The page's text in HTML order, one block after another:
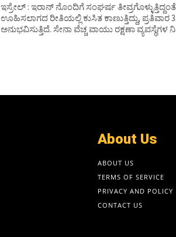
ಇಸ್ರೇಲ್‌ : ಇರಾನ್ ನೊಂದಿಗೆ ಸಂಘರ್ಷ
ಊಹಿಸಲಾಗದ ರೀತಿಯಲ್ಲಿ ಕುಸಿತ ಕಾಣುತ್ತಿದ್ದು,
ಅನುಭವಿಸುತ್ತಿದೆ. ಸೇನಾ ವೆಚ್ಚ ವಾಯು ರಕ್ಷಣಾ
About Us
ABOUT US
TERMS OF SERVICE
PRIVACY AND POLICY
CONTACT US